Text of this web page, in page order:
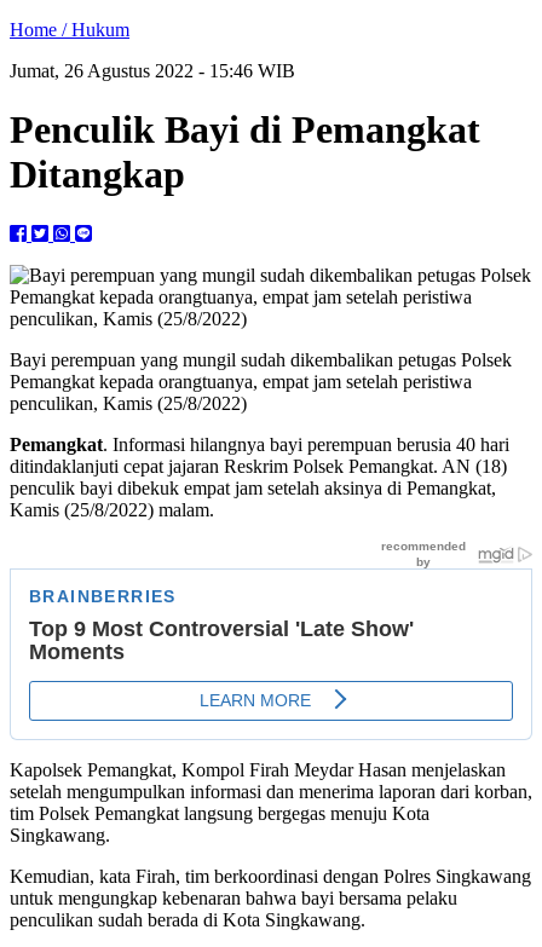
Home /Hukum
Jumat, 26 Agustus 2022 - 15:46 WIB
Penculik Bayi di Pemangkat
Ditangkap
Bayi perempuan yang mungil sudah dikembalikan petugas Polsek
Pemangkat kepada orangtuanya, empat jam setelah peristiwa
penculikan, Kamis (25/8/2022)
Pemangkat. Informasi hilangnya bayi perempuan berusia 40 hari
ditindaklanjuti cepat jajaran Reskrim Polsek Pemangkat. AN (18)
penculik bayi dibekuk empat jam setelah aksinya di Pemangkat,
Kamis (25/8/2022) malam.
Kapolsek Pemangkat, Kompol Firah Meydar Hasan menjelaskan
setelah mengumpulkan informasi dan menerima laporan dari korban,
tim Polsek Pemangkat langsung bergegas menuju Kota
Singkawang.
Kemudian, kata Firah, tim berkoordinasi dengan Polres Singkawang
untuk mengungkap kebenaran bahwa bayi bersama pelaku
penculikan sudah berada di Kota Singkawang.